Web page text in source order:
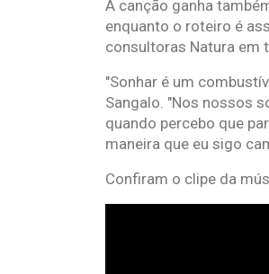
A canção ganha
enquanto o roteiro é
consultoras Natura em
"Sonhar é um
Sangalo. "Nos nossos
quando percebo que
maneira que eu sigo
Confiram o clipe da